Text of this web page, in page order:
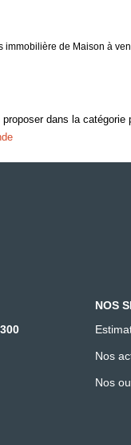
immobilière de Maison à
dans la
NOS
Nos
Nos